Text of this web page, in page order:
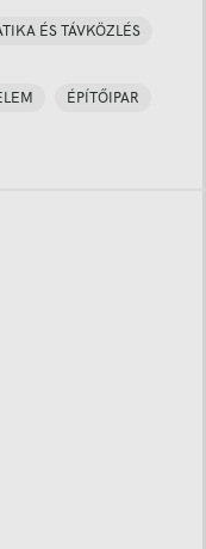
ÉS TÁVKÖZLÉS
ÉPÍTŐIPAR